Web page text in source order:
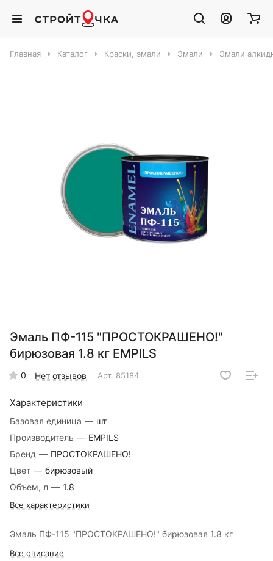
Главная Каталог Краски, эмали Эмали Эмали
Эмаль ПФ-115 "ПРОСТОКРАШЕНО!"
бирюзовая 1.8 кг EMPILS
0 Нет отзывов Арт. 85184
Характеристики
Базовая единица — шт
Производитель — EMPILS
Бренд — ПРОСТОКРАШЕНО!
Цвет — бирюзовый
Объем, л — 1.8
Все характеристики
Эмаль ПФ-115 "ПРОСТОКРАШЕНО!" бирюзовая 1.8 кг
Все описание